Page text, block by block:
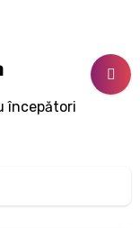
începători